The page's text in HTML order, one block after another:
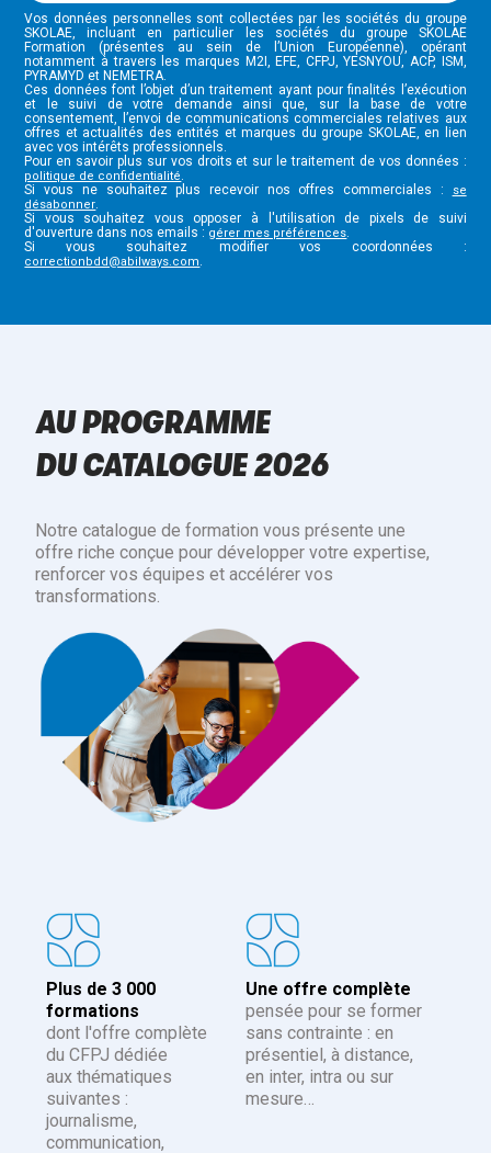
Vos données personnelles sont collectées par les sociétés du groupe
SKOLAE, incluant en particulier les sociétés du groupe SKOLAE
Formation (présentes au sein de l’Union Européenne), opérant
notamment à travers les marques M2I, EFE, CFPJ, YESNYOU, ACP, ISM,
PYRAMYD et NEMETRA.
Ces données font l’objet d’un traitement ayant pour finalités l’exécution
et le suivi de votre demande ainsi que, sur la base de votre
consentement, l’envoi de communications commerciales relatives aux
offres et actualités des entités et marques du groupe SKOLAE, en lien
avec vos intérêts professionnels.
Pour en savoir plus sur vos droits et sur le traitement de vos données :
politique de confidentialité.
Si vous ne souhaitez plus recevoir nos offres commerciales :
se
désabonner.
Si vous souhaitez vous opposer à l'utilisation de pixels de suivi
d'ouverture dans nos emails : gérer mes préférences.
Si vous souhaitez modifier vos coordonnées :
correctionbdd@abilways.com.
AU PROGRAMME
DU CATALOGUE 2026
Notre catalogue de formation vous présente une
offre riche conçue pour développer votre expertise,
renforcer vos équipes et accélérer vos
transformations.
Plus de 3 000
formations
dont l'offre complète
du CFPJ dédiée
aux thématiques
suivantes :
journalisme,
communication,
Une offre complète
pensée pour se former
sans contrainte : en
présentiel, à distance,
en inter, intra ou sur
mesure…